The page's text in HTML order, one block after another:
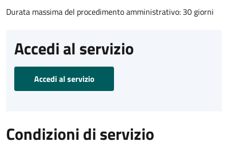
Durata massima del procedimento amministrativo: 30 giorni
Accedi al servizio
Accedi al servizio
Condizioni di servizio